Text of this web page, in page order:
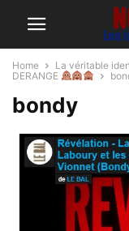
Home
La véritable
DERANGE
bondy